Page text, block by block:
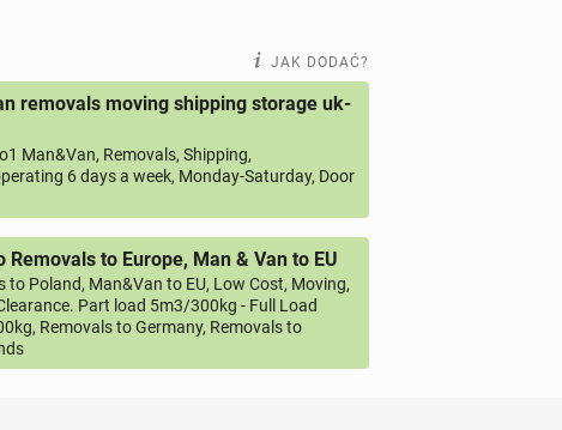
JAK DODAĆ?
removals moving shipping storage uk-
Man&Van, Removals, Shipping,
6 days a week, Monday-Saturday, Door
Removals to Europe, Man & Van to EU
to Poland, Man&Van to EU, Low Cost, Moving,
Part load 5m3/300kg - Full Load
Removals to Germany, Removals to